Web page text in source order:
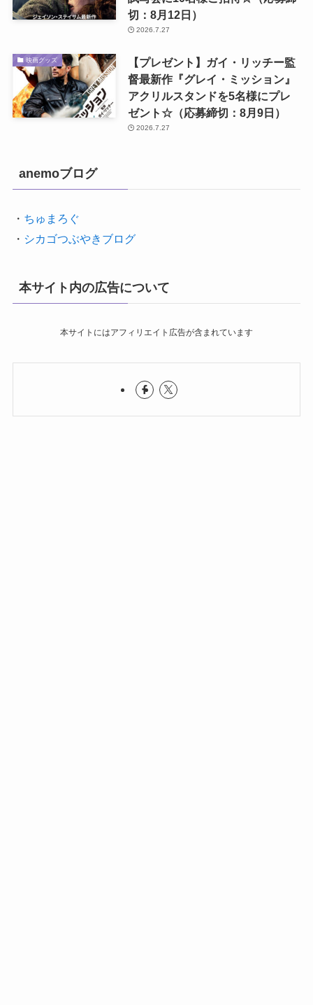
切：8月12日）
2026.7.27
映画グッズ
【プレゼント】ガイ・リッチー監
督最新作『グレイ・ミッション』
アクリルスタンドを5名様にプレ
ゼント☆（応募締切：8月9日）
2026.7.27
anemoブログ
・ ちゅまろぐ
・ シカゴつぶやきブログ
本サイト内の広告について
本サイトにはアフィリエイト広告が含まれています